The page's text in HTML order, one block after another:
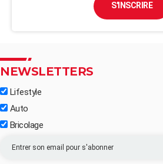
S'INSCRIRE
NEWSLETTERS
Lifestyle
Auto
Bricolage